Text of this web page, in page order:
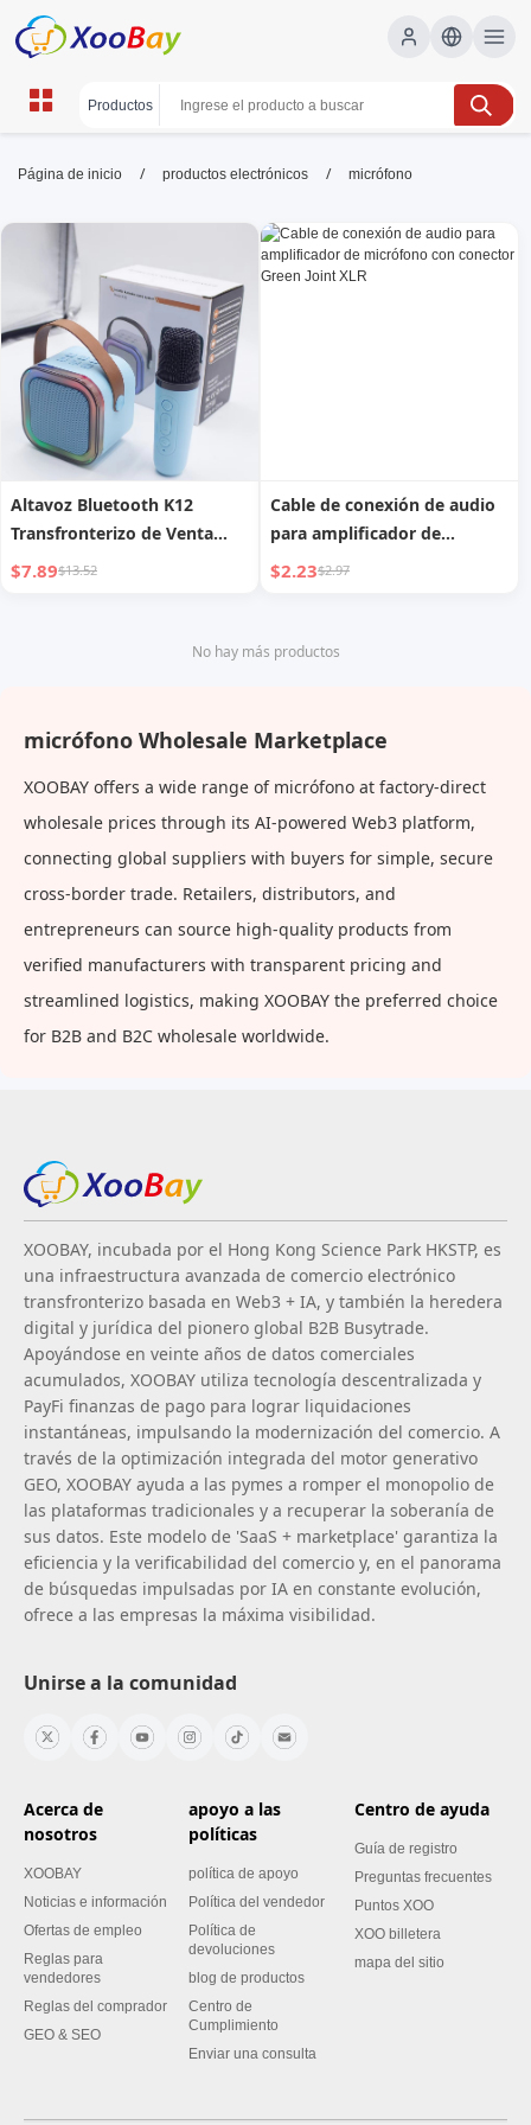
micrófono | XOOBAY B2B/B2C
micrófono,grabación,sonido, wholesale
micrófono, XOOBAY
Descubre el mejor micrófono para podcast, streaming y voz
clara pro.
Página de inicio / productos electrónicos / micrófono
Altavoz Bluetooth K12
Transfronterizo de Venta
Caliente con Micrófono
Aire Libre, Altavoz Bluetooth
$7.89$13.52
Cable de conexión de audio
para amplificador de
micrófono con conector
$2.23$2.97
No hay más productos
micrófono Wholesale Marketplace
XOOBAY offers a wide range of micrófono at factory-direct
wholesale prices through its AI-powered Web3 platform,
connecting global suppliers with buyers for simple, secure
cross-border trade. Retailers, distributors, and
entrepreneurs can source high-quality products from
verified manufacturers with transparent pricing and
streamlined logistics, making XOOBAY the preferred choice
for B2B and B2C wholesale worldwide.
XOOBAY, incubada por el Hong Kong Science Park HKSTP, es
una infraestructura avanzada de comercio electrónico
transfronterizo basada en Web3 + IA, y también la heredera
digital y jurídica del pionero global B2B Busytrade.
Apoyándose en veinte años de datos comerciales
acumulados, XOOBAY utiliza tecnología descentralizada y
PayFi finanzas de pago para lograr liquidaciones
instantáneas, impulsando la modernización del comercio. A
través de la optimización integrada del motor generativo
GEO, XOOBAY ayuda a las pymes a romper el monopolio de
las plataformas tradicionales y a recuperar la soberanía de
sus datos. Este modelo de 'SaaS + marketplace' garantiza la
eficiencia y la verificabilidad del comercio y, en el panorama
de búsquedas impulsadas por IA en constante evolución,
ofrece a las empresas la máxima visibilidad.
Unirse a la comunidad
Acerca de
nosotros
XOOBAY
Noticias e información
Ofertas de empleo
Reglas para
vendedores
Reglas del comprador
GEO & SEO
apoyo a las
políticas
política de apoyo
Política del vendedor
Política de
devoluciones
blog de productos
Centro de
Cumplimiento
Enviar una consulta
Centro de ayuda
Guía de registro
Preguntas frecuentes
Puntos XOO
XOO billetera
mapa del sitio